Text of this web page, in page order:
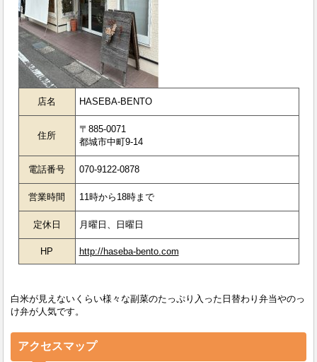
店名 HASEBA-BENTO
住所
〒885-0071
都城市中町9-14
電話番号 070-9122-0878
営業時間 11時から18時まで
定休日 月曜日、日曜日
HP http://haseba-bento.com
白米が見えないくらい様々な副菜のたっぷり入った日替わり弁当やのっ
け弁が人気です。
アクセスマップ